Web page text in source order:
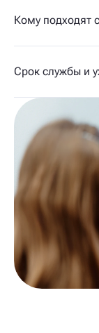
Кому подходят
Срок службы и